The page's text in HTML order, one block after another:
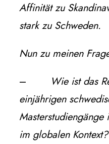
Affinität zu
stark zu Schweden.
Nun zu meinen
–
Wie ist das
einjährigen
im globalen Kontext?